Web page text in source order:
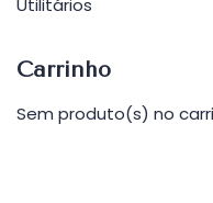
Utilitários
Carrinho
Sem produto(s) no